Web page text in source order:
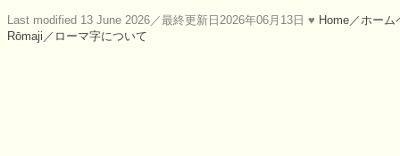
Last modified 13 June 2026／最終更新日2026年06月13日 ♥ Home／ホーム
Rōmaji／ローマ字について